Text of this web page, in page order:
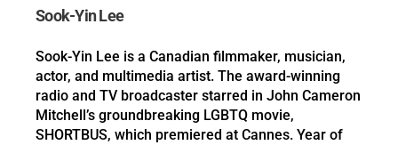
Sook-Yin Lee
Sook-Yin Lee is a Canadian filmmaker, musician,
actor, and multimedia artist. The award-winning
radio and TV broadcaster starred in John Cameron
Mitchell’s groundbreaking LGBTQ movie,
SHORTBUS, which premiered at Cannes. Year of